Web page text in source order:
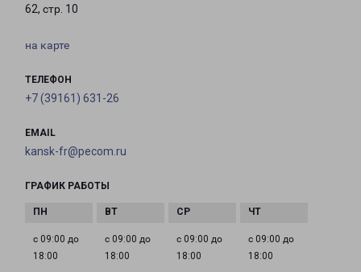
62, стр. 10
на карте
ТЕЛЕФОН
+7 (39161) 631-26
EMAIL
kansk-fr@pecom.ru
ГРАФИК РАБОТЫ
с 09:00 до
18:00
с 09:00 до
18:00
с 09:00 до
18:00
с 09:00 до
18:00